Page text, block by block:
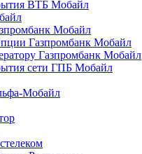
ВТБ Мобайл
Мобайл
Газпромбанк Мобайл
Газпромбанк Мобайл
сети ГПБ Мобайл
Мобайл